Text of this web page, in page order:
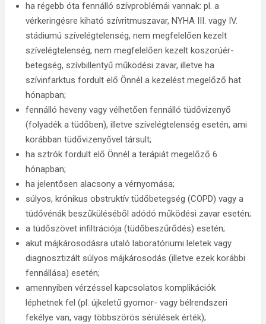
ha régebb óta fennálló szívproblémái vannak: pl. a
vérkeringésre kiható szívritmuszavar, NYHA III. vagy IV.
stádiumú szívelégtelenség, nem megfelelően kezelt
szívelégtelenség, nem megfelelően kezelt koszorúér-
betegség, szívbillentyű működési zavar, illetve ha
szívinfarktus fordult elő Önnél a kezelést megelőző hat
hónapban;
fennálló heveny vagy vélhetően fennálló tüdővizenyő
(folyadék a tüdőben), illetve szívelégtelenség esetén, ami
korábban tüdővizenyővel társult;
ha sztrók fordult elő Önnél a terápiát megelőző 6
hónapban;
ha jelentősen alacsony a vérnyomása;
súlyos, krónikus obstruktív tüdőbetegség (COPD) vagy a
tüdővénák beszűküléséből adódó működési zavar esetén;
a tüdőszövet infiltrációja (tüdőbeszűrődés) esetén;
akut májkárosodásra utaló laboratóriumi leletek vagy
diagnosztizált súlyos májkárosodás (illetve ezek korábbi
fennállása) esetén;
amennyiben vérzéssel kapcsolatos komplikációk
léphetnek fel (pl. újkeletű gyomor- vagy bélrendszeri
fekélye van, vagy többszörös sérülések érték);